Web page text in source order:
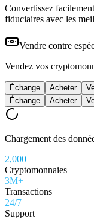
Convertissez
fiduciaires avec les
Vendre contre
Vendez vos
Échange Acheter
Échange
Acheter
Chargement des
2,000+
Cryptomonnaies
3M+
Transactions
24/7
Support